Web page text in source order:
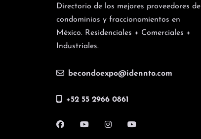
Directorio de los mejores proveedores de
condominios y fraccionamientos en
México. Residenciales + Comerciales +
Industriales.
becondoexpo@idennto.com
+52 55 2966 0861